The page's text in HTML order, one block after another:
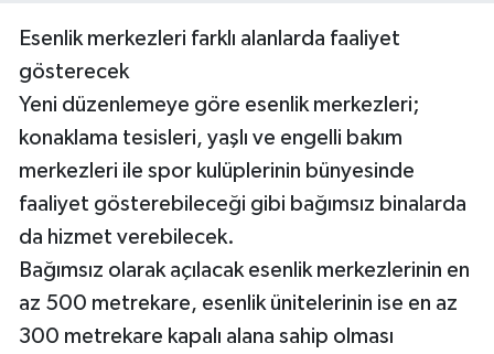
Esenlik merkezleri farklı alanlarda faaliyet
gösterecek
Yeni düzenlemeye göre esenlik merkezleri;
konaklama tesisleri, yaşlı ve engelli bakım
merkezleri ile spor kulüplerinin bünyesinde
faaliyet gösterebileceği gibi bağımsız binalarda
da hizmet verebilecek.
Bağımsız olarak açılacak esenlik merkezlerinin en
az 500 metrekare, esenlik ünitelerinin ise en az
300 metrekare kapalı alana sahip olması